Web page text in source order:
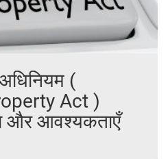
(
Act )
और आवश्यकताएँ